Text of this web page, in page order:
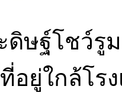
ดิษฐ์โชว์รู
อยู่ใกล้โร